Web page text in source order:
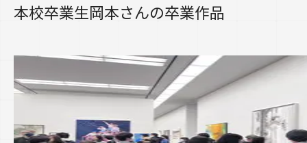
本校卒業生岡本さんの卒業作品